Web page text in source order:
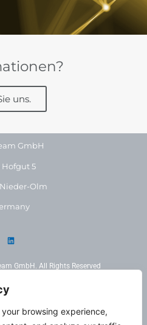
browsing experience,
uns.
GmbH
Hofgut 5
Nieder-Olm
GmbH. All Rights Reserved
7960601
9229212